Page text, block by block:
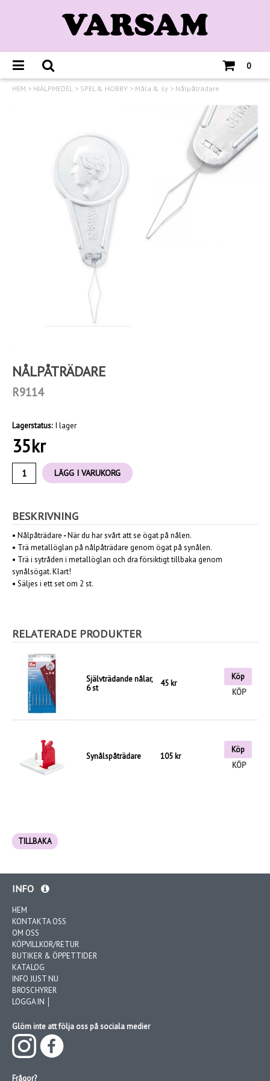
0
HEM > HJÄLPMEDEL > SPEL & HOBBY > Måla & sy > Nålpåträdare
NÅLPÅTRÄDARE
R9114
Lagerstatus: I lager
35kr
LÄGG I VARUKORG
BESKRIVNING
• Nålpåträdare -När du har svårt att se ögat på nålen.
• Trä metallöglan på nålpåträdare genom ögat på synålen.
• Trä i sytråden i metallöglan och dra försiktigt tillbaka genom
synålsögat. Klart!
• Säljes i ett set om 2 st.
RELATERADE PRODUKTER
Självträdande nålar,
6 st
45 kr
Köp
KÖP
Synålspåträdare 105 kr
Köp
KÖP
TILLBAKA
INFO
HEM
KONTAKTA OSS
OM OSS
KÖPVILLKOR/RETUR
BUTIKER & ÖPPETTIDER
KATALOG
INFO JUST NU
BROSCHYRER
LOGGA IN │
Glöm inte att följa oss på sociala medier
Frågor?